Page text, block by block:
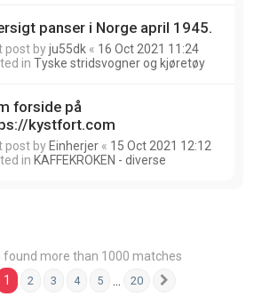
panser i Norge april 1945.
post byju55dk « 16 Oct 2021 11:24
in Tyske stridsvogner og kjøretøy
forside på
kystfort.com
post by Einherjer « 15 Oct 2021 12:12
in KAFFEKROKEN - diverse
found more than 1000 matches
1 of 20
1 2 3 4 5 20